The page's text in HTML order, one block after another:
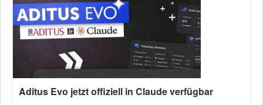
Aditus Evo jetzt offiziell in Claude verfügbar